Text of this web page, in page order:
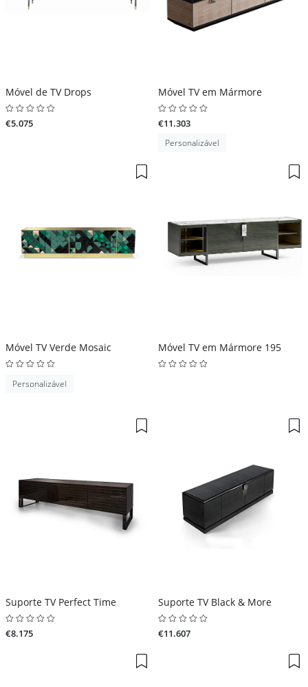
Móvel de TV Drops
€5.075
Móvel TV em Mármore
€11.303
Personalizável
Móvel TV Verde Mosaic
Personalizável
Móvel TV em Mármore 195
Suporte TV Perfect Time
€8.175
Suporte TV Black & More
€11.607